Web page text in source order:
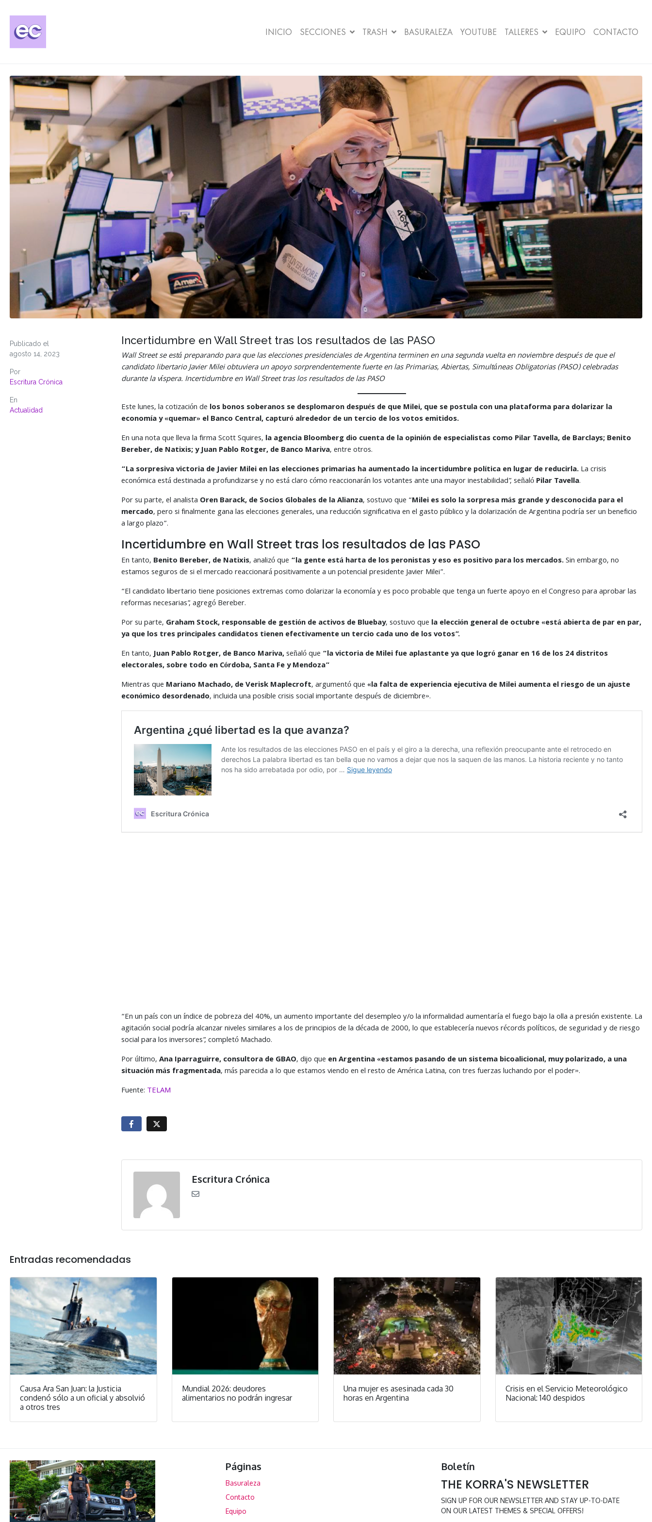
INICIO SECCIONES TRASH BASURALEZA YOUTUBE TALLERES EQUIPO CONTACTO
Publicado el
agosto 14, 2023
Por
Escritura Crónica
En
Actualidad
Incertidumbre en Wall Street tras los resultados de las PASO
Wall Street se está preparando para que las elecciones presidenciales de Argentina terminen en una segunda vuelta en noviembre después de que el
candidato libertario Javier Milei obtuviera un apoyo sorprendentemente fuerte en las Primarias, Abiertas, Simultáneas Obligatorias (PASO) celebradas
durante la víspera. Incertidumbre en Wall Street tras los resultados de las PASO
Este lunes, la cotización de los bonos soberanos se desplomaron después de que Milei, que se postula con una plataforma para dolarizar la
economía y «quemar» el Banco Central, capturó alrededor de un tercio de los votos emitidos.
En una nota que lleva la firma Scott Squires, la agencia Bloomberg dio cuenta de la opinión de especialistas como Pilar Tavella, de Barclays; Benito
Bereber, de Natixis; y Juan Pablo Rotger, de Banco Mariva, entre otros.
“La sorpresiva victoria de Javier Milei en las elecciones primarias ha aumentado la incertidumbre política en lugar de reducirla.La crisis
económica está destinada a profundizarse y no está claro cómo reaccionarán los votantes ante una mayor inestabilidad”, señalóPilar Tavella.
Por su parte, el analista Oren Barack, de Socios Globales de la Alianza, sostuvo que “Milei es solo la sorpresa más grande y desconocida para el
mercado, pero si finalmente gana las elecciones generales, una reducción significativa en el gasto público y la dolarización de Argentina podría ser un beneficio
a largo plazo”.
Incertidumbre en Wall Street tras los resultados de las PASO
En tanto, Benito Bereber, de Natixis, analizó que “la gente está harta de los peronistas y eso es positivo para los mercados.Sin embargo, no
estamos seguros de si el mercado reaccionará positivamente a un potencial presidente Javier Milei”.
“El candidato libertario tiene posiciones extremas como dolarizar la economía y es poco probable que tenga un fuerte apoyo en el Congreso para aprobar las
reformas necesarias”, agregó Bereber.
Por su parte, Graham Stock, responsable de gestión de activos de Bluebay, sostuvo que la elección general de octubre «está abierta de par en par,
ya que los tres principales candidatos tienen efectivamente un tercio cada uno de los votos”.
En tanto,Juan Pablo Rotger, de Banco Mariva,señaló que “la victoria de Milei fue aplastante ya que logró ganar en 16 de los 24 distritos
electorales, sobre todo en Córdoba, Santa Fe y Mendoza”
Mientras que Mariano Machado, de Verisk Maplecroft, argumentó que «la falta de experiencia ejecutiva de Milei aumenta el riesgo de un ajuste
económico desordenado, incluida una posible crisis social importante después de diciembre».
“En un país con un índice de pobreza del 40%, un aumento importante del desempleo y/o la informalidad aumentaría el fuego bajo la olla a presión existente. La
agitación social podría alcanzar niveles similares a los de principios de la década de 2000, lo que establecería nuevos récords políticos, de seguridad y de riesgo
social para los inversores”, completó Machado.
Por último,Ana Iparraguirre, consultora de GBAO, dijo que en Argentina «estamos pasando de un sistema bicoalicional, muy polarizado, a una
situación más fragmentada, más parecida a lo que estamos viendo en el resto de América Latina, con tres fuerzas luchando por el poder».
Fuente: TELAM
Escritura Crónica
Entradas recomendadas
Causa Ara San Juan: la Justicia
condenó sólo a un oficial y absolvió
a otros tres
Mundial 2026: deudores
alimentarios no podrán ingresar
Una mujer es asesinada cada 30
horas en Argentina
Crisis en el Servicio Meteorológico
Nacional: 140 despidos
Páginas
Basuraleza
Contacto
Equipo
Boletín
THE KORRA'S NEWSLETTER
SIGN UP FOR OUR NEWSLETTER AND STAY UP-TO-DATE
ON OUR LATEST THEMES & SPECIAL OFFERS!